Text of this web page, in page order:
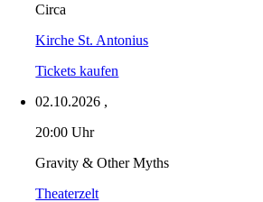
Circa
Kirche St. Antonius
Tickets kaufen
02.10.2026 ,
20:00 Uhr
Gravity & Other Myths
Theaterzelt